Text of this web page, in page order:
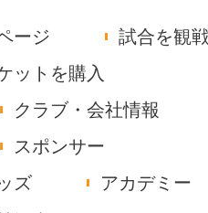
ージ
試合を観
ットを購入
クラブ・会社情報
スポンサー
ズ
アカデミー